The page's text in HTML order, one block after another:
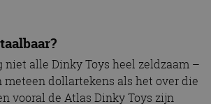
niet alle Dinky Toys heel zeldzaam –
meteen dollartekens als het over die
vooral de Atlas Dinky Toys zijn